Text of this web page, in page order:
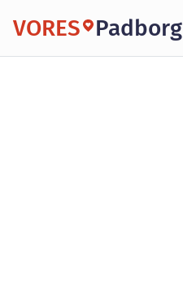
VORES Padborg